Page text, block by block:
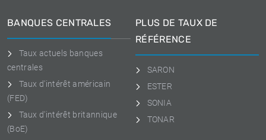
BANQUES CENTRALES
Taux actuels banques
centrales
Taux d'intérêt américain
(FED)
Taux d'intérêt britannique
(BoE)
PLUS DE TAUX DE
RÉFÉRENCE
SARON
ESTER
SONIA
TONAR